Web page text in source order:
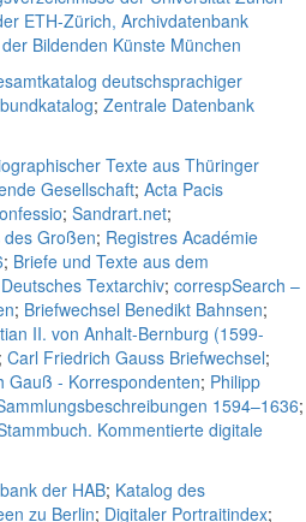
ETH-Zürich, Archivdatenbank
Bildenden Künste München
deutschsprachiger
; Zentrale Datenbank
Texte aus Thüringer
Gesellschaft; Acta Pacis
; Sandrart.net;
Großen; Registres Académie
; Briefe und Texte aus dem
Deutsches Textarchiv; correspSearch –
; Briefwechsel Benedikt Bahnsen;
II. von Anhalt-Bernburg (1599-
; Carl Friedrich Gauss Briefwechsel;
Gauß - Korrespondenten; Philipp
1594–1636;
Kommentierte digitale
der HAB; Katalog des
zu Berlin; Digitaler Portraitindex;